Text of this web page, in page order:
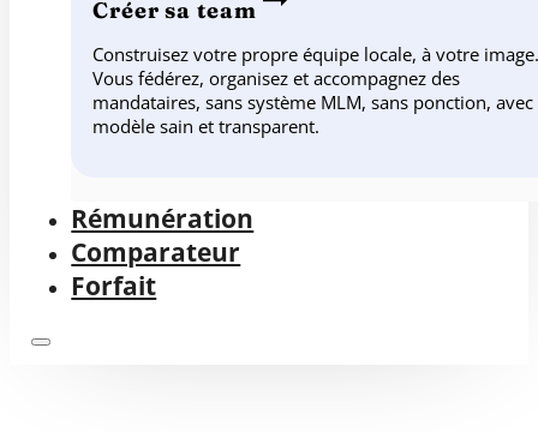
Créer sa team
Construisez votre propre équipe locale, à votre
Vous fédérez, organisez et accompagnez des
mandataires, sans système MLM, sans ponction,
modèle sain et transparent.
Rémunération
Comparateur
Forfait